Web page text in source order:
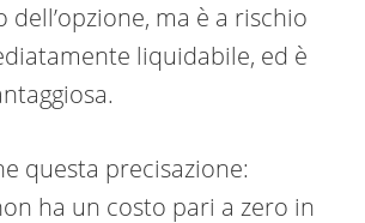
ma è a rischio
liquidabile, ed è
questa precisazione:
ha un costo pari a zero in